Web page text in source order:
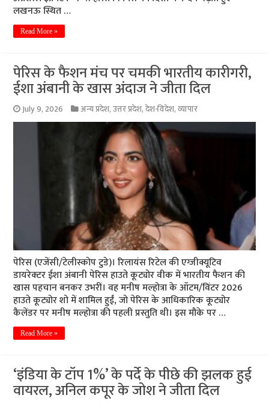
लखनऊ स्थित …
Read More »
पेरिस के फैशन मंच पर चमकी भारतीय कारीगरी,
ईशा अंबानी के खास अंदाज ने जीता दिल
July 9, 2026 अन्य प्रदेश,उत्तर प्रदेश,देश-विदेश,व्यापार
पेरिस (एजेंसी/टेलीस्कोप टुडे)। रिलायंस रिटेल की एग्जीक्यूटिव
डायरेक्टर ईशा अंबानी पेरिस हाउते कूट्योर वीक में भारतीय फैशन की
खास पहचान बनकर उभरीं। वह मनीष मल्होत्रा के ऑटम/विंटर 2026
हाउते कूट्योर शो में शामिल हुईं, जो पेरिस के आधिकारिक कूट्योर
कैलेंडर पर मनीष मल्होत्रा की पहली प्रस्तुति थी। इस मौके पर …
Read More »
‘इंडिया के टॉप 1%’ के पर्दे के पीछे की झलक हुई
वायरल, अनिल कपूर के जोश ने जीता दिल